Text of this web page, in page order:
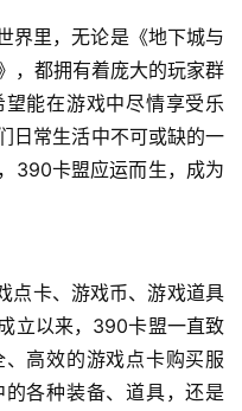
界里，无论是《地下城与
，都拥有着庞大的玩家群
能在游戏中尽情享受乐
日常生活中不可或缺的一
390卡盟应运而生，成为
点卡、游戏币、游戏道具
立以来，390卡盟一直致
高效的游戏点卡购买服
各种装备、道具，还是